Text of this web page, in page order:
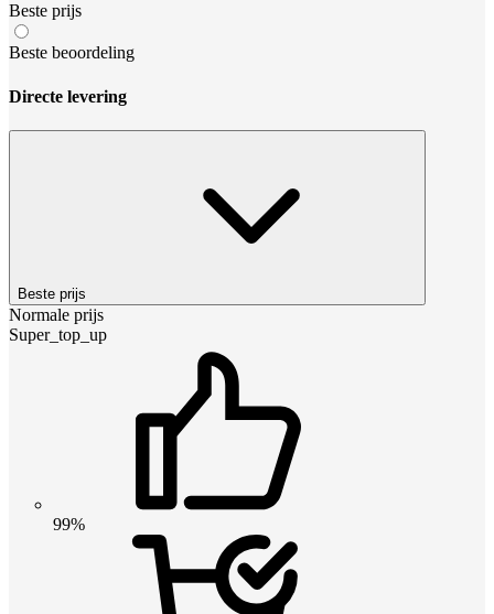
Beste prijs
Beste beoordeling
Directe levering
Beste prijs
Normale prijs
Super_top_up
99%